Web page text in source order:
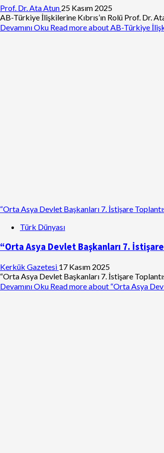
Prof. Dr. Ata Atun 25 Kasım 2025
AB-Türkiye İlişkilerine Kıbrıs’ın Rolü Prof. Dr.
Devamını Oku Read more about AB-Türkiye
“Orta Asya Devlet Başkanları 7. İstişare
Türk Dünyası
“Orta Asya Devlet Başkanları 7.
Kerkük Gazetesi 17 Kasım 2025
“Orta Asya Devlet Başkanları 7. İstişare
Devamını Oku Read more about “Orta Asya